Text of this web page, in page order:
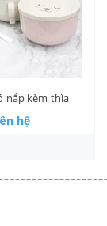
nắp kèm thìa
hệ